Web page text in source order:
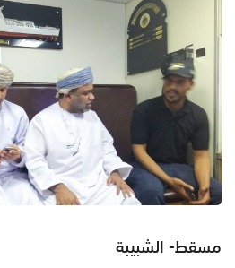
مسقط- الشبيبة